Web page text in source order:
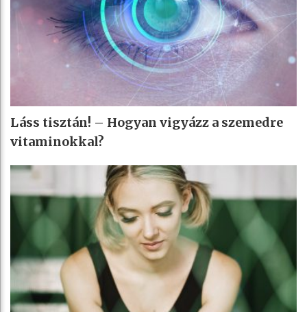
Láss tisztán! – Hogyan vigyázz a szemedre
vitaminokkal?